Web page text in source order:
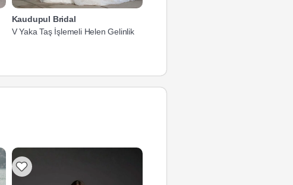
Kaudupul Bridal
V Yaka Taş İşlemeli Helen Gelinlik